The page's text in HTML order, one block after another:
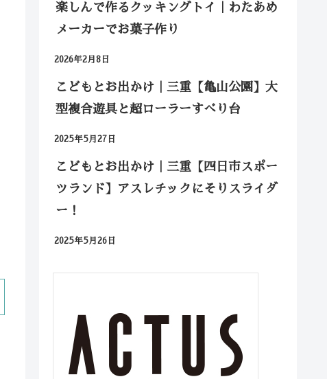
楽しんで作るクッキングトイ｜わたあめ
メーカーでお菓子作り
2026年2月8日
こどもとお出かけ｜三重【亀山公園】大
型複合遊具と超ローラーすべり台
2025年5月27日
こどもとお出かけ｜三重【四日市スポー
ツランド】アスレチックにそりスライダ
ー！
2025年5月26日